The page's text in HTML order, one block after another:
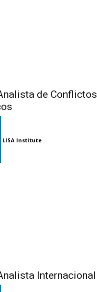
de Conflictos
LISA Institute
Internacional